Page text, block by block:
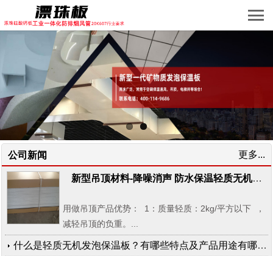
更多...
公司新闻
新型吊顶材料-降噪消声 防水保温轻质无机质发泡板一体化板 高发泡闭孔轻质板
用做吊顶产品优势： 1：质量轻质：2kg/平方以下 ，
减轻吊顶的负重。...
什么是轻质无机发泡保温板？有哪些特点及产品用途有哪些？